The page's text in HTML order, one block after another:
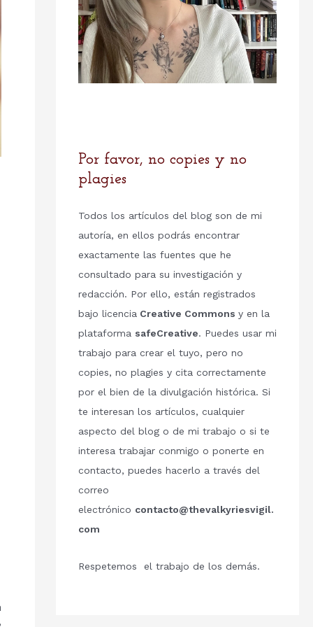
Por favor, no copies y no
plagies
Todos los artículos del blog son de mi
autoría, en ellos podrás encontrar
exactamente las fuentes que he
consultado para su investigación y
redacción. Por ello, están registrados
bajo licencia Creative Commons y en la
plataforma safeCreative. Puedes usar mi
trabajo para crear el tuyo, pero no
copies, no plagies y cita correctamente
por el bien de la divulgación histórica. Si
te interesan los artículos, cualquier
aspecto del blog o de mi trabajo o si te
interesa trabajar conmigo o ponerte en
contacto, puedes hacerlo a través del
correo
electrónico contacto@thevalkyriesvigil.
com
Respetemos el trabajo de los demás.